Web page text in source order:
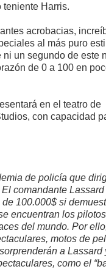
Harris.
acrobacias,
al más puro
un segundo de este
de 0 a 100 en
en el teatro de
con capacidad
de policía que
comandante Lassard
100.000$ si
encuentran los
del mundo. Por
motos de
a Lassard
como el